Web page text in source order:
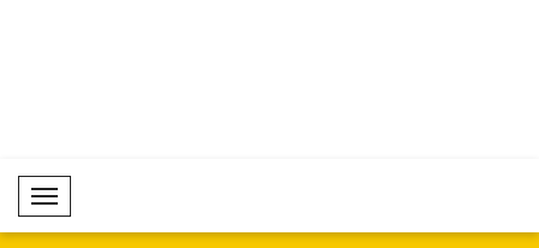
Mobil Menü